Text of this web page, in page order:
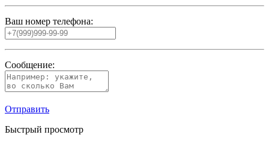
Ваш номер телефона:
Сообщение:
Отправить
Быстрый просмотр